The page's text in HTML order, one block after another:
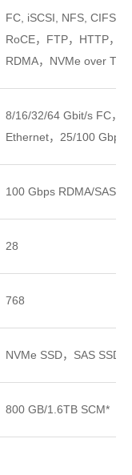
FC, iSCSI, NFS, CIFS
RoCE，FTP，HTTP，
RDMA，NVMe over TCP
8/16/32/64 Gbit/s FC，
Ethernet，25/100 Gbps
100 Gbps RDMA/SAS
28
768
NVMe SSD，SAS SSD
800 GB/1.6TB SCM*